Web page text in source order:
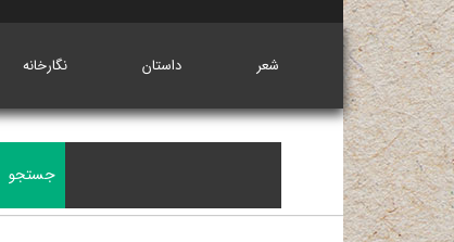
شعر داستان نگارخانه